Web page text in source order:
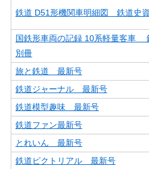
鉄道 D51形機関車明細図 鉄道史
国鉄形車両の記録 10系軽量客車
別冊
旅と鉄道 最新号
鉄道ジャーナル 最新号
鉄道模型趣味 最新号
鉄道ファン最新号
とれいん 最新号
鉄道ピクトリアル 最新号